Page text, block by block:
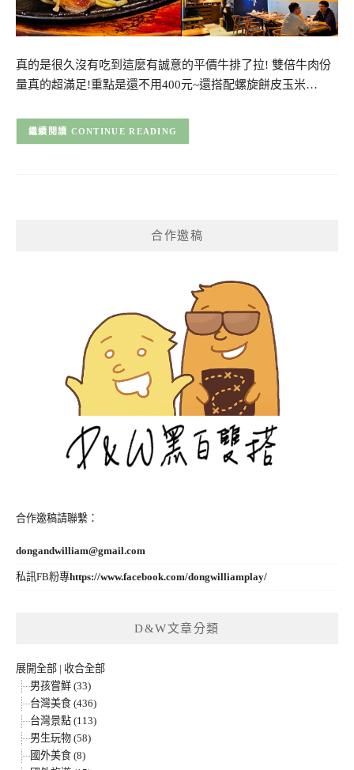
真的是很久沒有吃到這麼有誠意的平價牛排了拉! 雙倍牛肉份
量真的超滿足!重點是還不用400元~還搭配螺旋餅皮玉米…
CONTINUE READING
合作邀稿
合作邀稿請聯繫：
dongandwilliam@gmail.com
私訊FB粉專https://www.facebook.com/dongwilliamplay/
D&W文章分類
展開全部 | 收合全部
男孩嘗鮮 (33)
台灣美食 (436)
台灣景點 (113)
男生玩物 (58)
國外美食 (8)